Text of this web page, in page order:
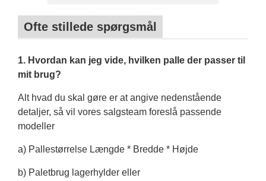
Ofte stillede spørgsmål
1. Hvordan kan jeg vide, hvilken palle der passer til
mit brug?
Alt hvad du skal gøre er at angive nedenstående
detaljer, så vil vores salgsteam foreslå passende
modeller
a) Pallestørrelse Længde * Bredde * Højde
b) Paletbrug lagerhylder eller